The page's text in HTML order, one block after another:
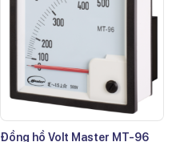
Đồng hồ Volt Master MT-96